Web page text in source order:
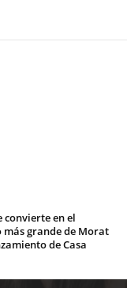
convierte en el
más grande de Morat
de Casa